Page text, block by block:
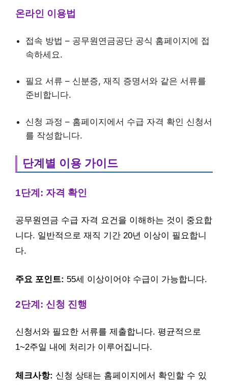
온라인 이용법
접속 방법 – 공무원연금공단 공식 홈페이지에 접
속하세요.
필요 서류 – 신분증, 재직 증명서와 같은 서류를
준비합니다.
신청 과정 – 홈페이지에서 수급 자격 확인 신청서
를 작성합니다.
단계별 이용 가이드
1단계: 자격 확인
공무원연금 수급 자격 요건을 이해하는 것이 중요합
니다. 일반적으로 재직 기간 20년 이상이 필요합니
다.
주요 포인트: 55세 이상이어야 수급이 가능합니다.
2단계: 신청 진행
신청서와 필요한 서류를 제출합니다. 평균적으로
1~2주일 내에 처리가 이루어집니다.
체크사항: 신청 상태는 홈페이지에서 확인할 수 있